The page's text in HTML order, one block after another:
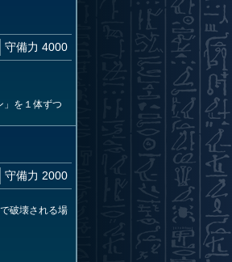
守備力 4000
」を１体ずつ
守備力 2000
破壊される場